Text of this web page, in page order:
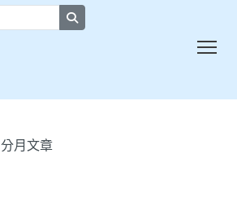
分月文章